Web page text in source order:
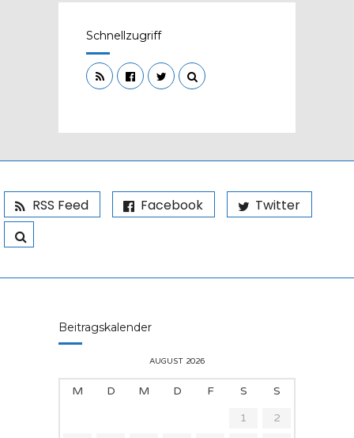
Schnellzugriff
RSS Feed Facebook Twitter
Beitragskalender
AUGUST 2026
M D M D F S
S
1
2